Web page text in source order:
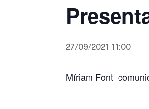
27/09/2021 11:00
Míriam Font